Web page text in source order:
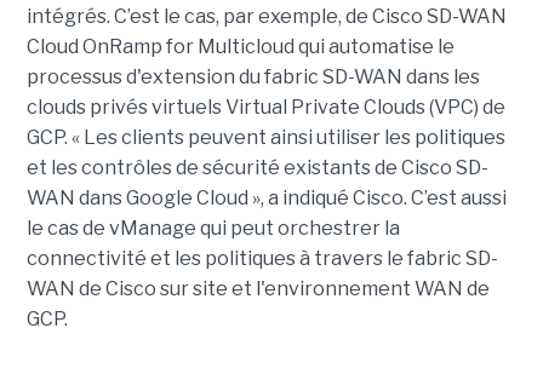
intégrés. C’est le cas, par exemple, de Cisco SD-WAN
Cloud OnRamp for Multicloud qui automatise le
processus d'extension du fabric SD-WAN dans les
clouds privés virtuels Virtual Private Clouds (VPC) de
GCP. « Les clients peuvent ainsi utiliser les politiques
et les contrôles de sécurité existants de Cisco SD-
WAN dans Google Cloud », a indiqué Cisco. C’est aussi
le cas de vManage qui peut orchestrer la
connectivité et les politiques à travers le fabric SD-
WAN de Cisco sur site et l'environnement WAN de
GCP.